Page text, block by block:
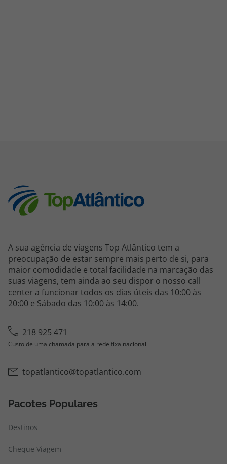
A sua agência de viagens Top Atlântico tem a
preocupação de estar sempre mais perto de si, para
maior comodidade e total facilidade na marcação das
suas viagens, tem ainda ao seu dispor o nosso call
center a funcionar todos os dias úteis das 10:00 às
20:00 e Sábado das 10:00 às 14:00.
218 925 471
Custo de uma chamada para a rede fixa nacional
topatlantico@topatlantico.com
Pacotes Populares
Destinos
Cheque Viagem